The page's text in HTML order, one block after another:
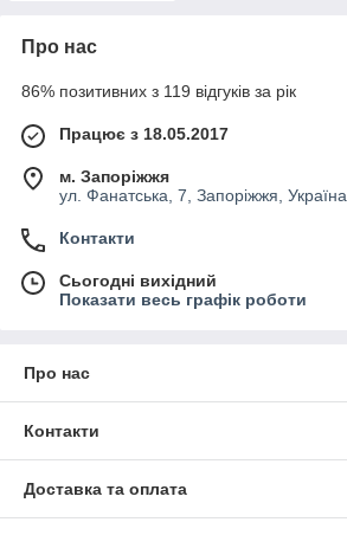
Про нас
86% позитивних з 119 відгуків за рік
Працює з 18.05.2017
м. Запоріжжя
ул. Фанатська, 7, Запоріжжя, Україна
Контакти
Сьогодні вихідний
Показати весь графік роботи
Про нас
Контакти
Доставка та оплата